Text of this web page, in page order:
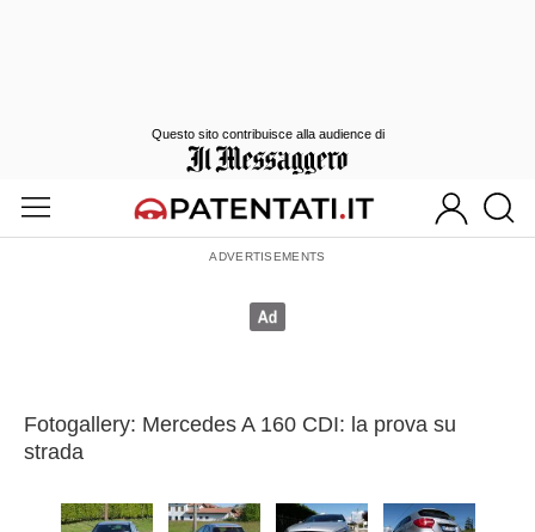
Fotogallery: Mercedes A 160 CDI: la prova su
strada
Questo sito contribuisce alla audience di